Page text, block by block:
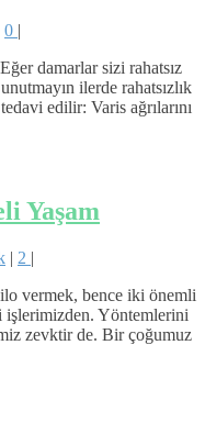
0 |
damarlar sizi rahatsız
ilerde rahatsızlık
edilir: Varis ağrılarını
Yaşam
| 2 |
vermek, bence iki önemli
işlerimizden. Yöntemlerini
zevktir de. Bir çoğumuz